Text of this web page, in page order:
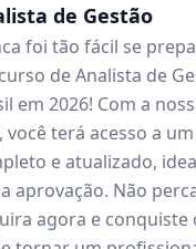
de Gestão
foi tão fácil se
de Analista de
em 2026! Com a
você terá acesso a
e atualizado,
aprovação. Não
agora e conquiste